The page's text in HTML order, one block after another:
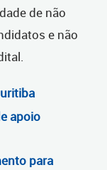
de não
e não
apoio
para